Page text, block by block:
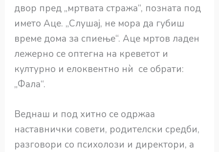
двор пред „мртвата стража“, позната под
името Аце. „Слушај, не мора да губиш
време дома за спиење“. Аце мртов ладен
лежерно се оптегна на креветот и
културно и елоквентно нѝ се обрати:
„Фала“.
Веднаш и под хитно се одржаа
наставнички совети, родителски средби,
разговори со психолози и директори, а